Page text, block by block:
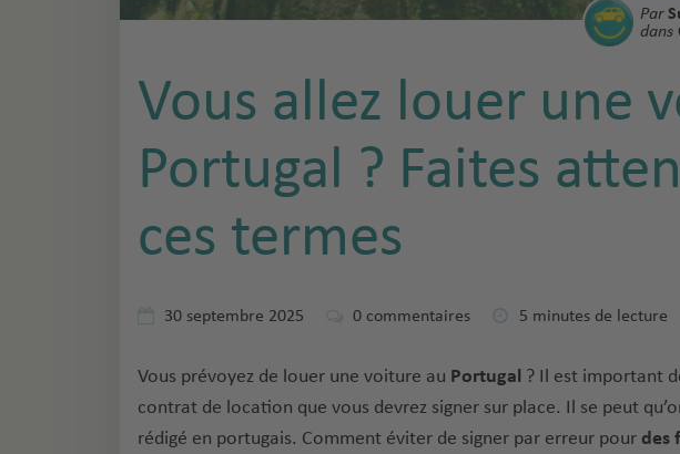
Par
dans
Vous allez louer une
Portugal ? Faites
ces termes
30 septembre 2025 0 commentaires 5 minutes de lecture
Vous prévoyez de louer une voiture au Portugal ? Il est important
contrat de location que vous devrez signer sur place. Il se peut
rédigé en portugais. Comment éviter de signer par erreur pour des